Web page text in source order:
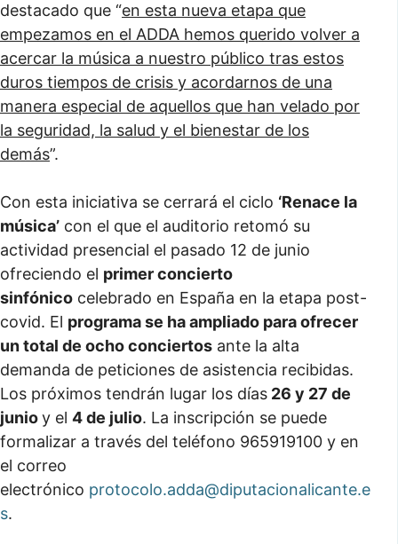
destacado que “en esta nueva etapa que
empezamos en el ADDA hemos querido volver a
acercar la música a nuestro público tras estos
duros tiempos de crisis y acordarnos de una
manera especial de aquellos que han velado por
la seguridad, la salud y el bienestar de los
demás”.
Con esta iniciativa se cerrará el ciclo ‘Renace la
música’ con el que el auditorio retomó su
actividad presencial el pasado 12 de junio
ofreciendo el primer concierto
sinfónico celebrado en España en la etapa post-
covid. El programa se ha ampliado para ofrecer
un total de ocho conciertos ante la alta
demanda de peticiones de asistencia recibidas.
Los próximos tendrán lugar los días 26 y 27 de
junioy el 4 de julio. La inscripción se puede
formalizar a través del teléfono 965919100 y en
el correo
electrónico protocolo.adda@diputacionalicante.e
s.